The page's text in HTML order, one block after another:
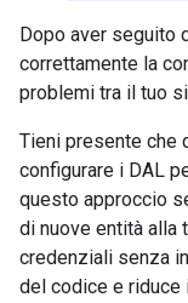
Dopo aver seguito
correttamente la
problemi tra il tuo
Tieni presente che
configurare i DAL
questo approccio
di nuove entità alla
credenziali senza
del codice e riduce